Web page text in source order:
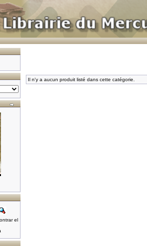
el
Il n'y a aucun produit listé dans cette catégorie.